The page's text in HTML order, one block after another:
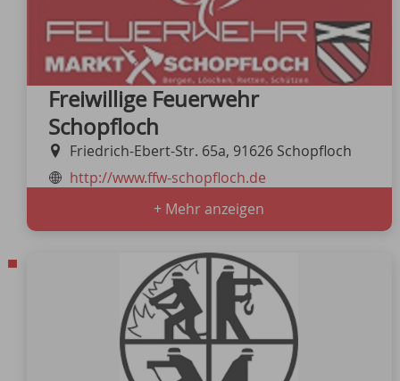
Freiwillige Feuerwehr
Schopfloch
Friedrich-Ebert-Str. 65a, 91626 Schopfloch
http://www.ffw-schopfloch.de
+ Mehr anzeigen